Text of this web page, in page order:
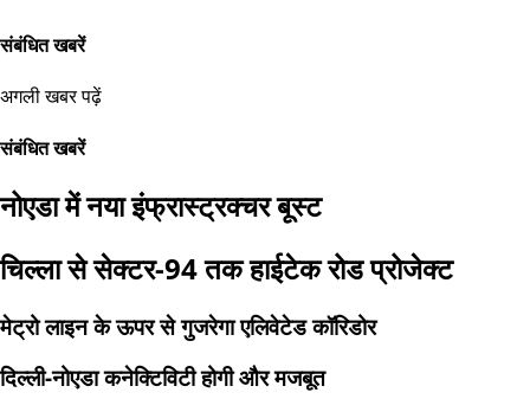
संबंधित खबरें
अगली खबर पढ़ें
संबंधित खबरें
नोएडा में नया इंफ्रास्ट्रक्चर बूस्ट
चिल्ला से सेक्टर-94 तक हाईटेक रोड प्रोजेक्ट
मेट्रो लाइन के ऊपर से गुजरेगा एलिवेटेड कॉरिडोर
दिल्ली-नोएडा कनेक्टिविटी होगी और मजबूत